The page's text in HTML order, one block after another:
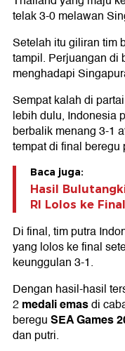
telak 3-0 melawan
Setelah itu giliran tim
tampil. Perjuangan di
menghadapi
Sempat kalah di
lebih dulu, Indonesia
berbalik menang 3-1
tempat di final beregu
Baca juga:
Hasil
RI Lolos ke Final
Di final, tim putra
yang lolos ke final
keunggulan 3-1.
Dengan hasil-hasil
2medali emasdi
bereguSEA Games
dan putri.